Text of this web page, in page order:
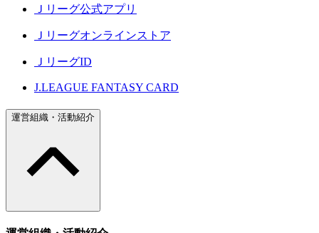
Ｊリーグ公式アプリ
Ｊリーグオンラインストア
ＪリーグID
J.LEAGUE FANTASY CARD
運営組織・活動紹介